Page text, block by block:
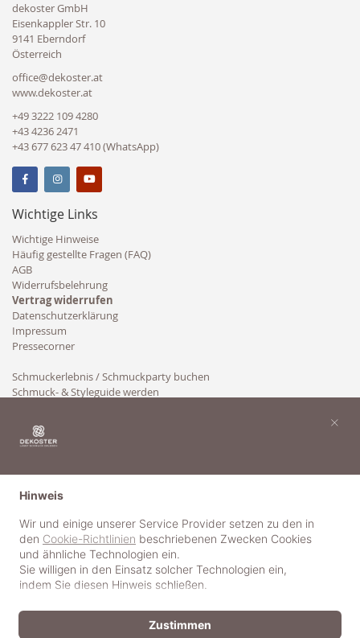
dekoster GmbH
Eisenkappler Str. 10
9141 Eberndorf
Österreich
office@dekoster.at
www.dekoster.at
+49 3222 109 4280
+43 4236 2471
+43 677 623 47 410 (WhatsApp)
Wichtige Links
Wichtige Hinweise
Häufig gestellte Fragen (FAQ)
AGB
Widerrufsbelehrung
Vertrag widerrufen
Datenschutzerklärung
Impressum
Pressecorner
Schmuckerlebnis / Schmuckparty buchen
Schmuck- & Styleguide werden
Hinweis
Wir und einige unserer Service Provider setzen zu den in
den Cookie-Richtlinien beschriebenen Zwecken Cookies
und ähnliche Technologien ein.
Sie willigen in den Einsatz solcher Technologien ein,
indem Sie diesen Hinweis schließen.
Zustimmen
×